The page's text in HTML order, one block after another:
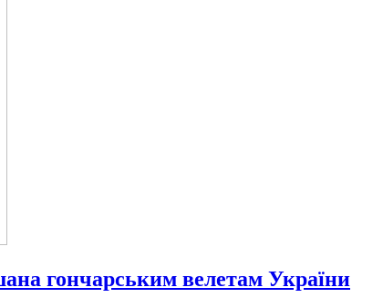
гончарським велетам України